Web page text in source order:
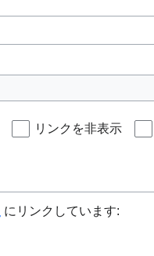
リンクを非表示
にリンクしています: